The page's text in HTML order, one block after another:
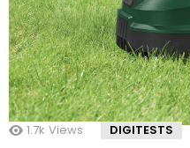
1.7k Views DIGITESTS